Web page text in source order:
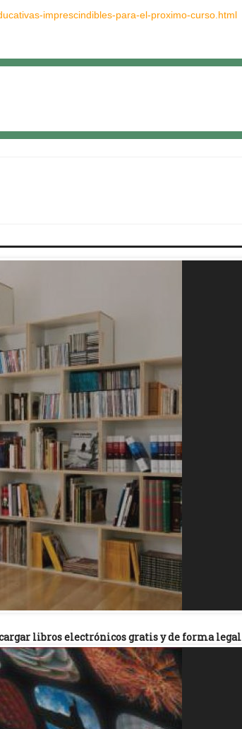
imprescindibles-para-el-proximo-curso.html
libros electrónicos gratis y de forma legal